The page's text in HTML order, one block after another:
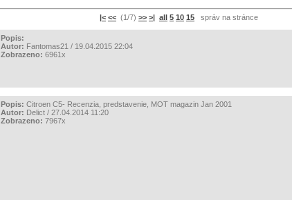
|< << (1/7) >> >| all 5 10 15 správ na stránce
Popis:
Autor: Fantomas21 / 19.04.2015 22:04
Zobrazeno: 6961x
Popis: Citroen C5- Recenzia, predstavenie, MOT magazin Jan 2001
Autor: Delict / 27.04.2014 11:20
Zobrazeno: 7967x